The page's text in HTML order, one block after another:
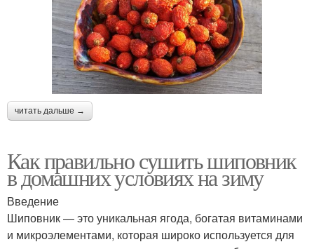
читать дальше →
Как правильно сушить шиповник
в домашних условиях на зиму
Введение
Шиповник — это уникальная ягода, богатая витаминами
и микроэлементами, которая широко используется для